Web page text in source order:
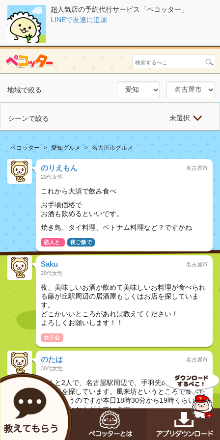
超人気店の予約代行サービス「ペコッター」
LINEで友達に追加
地域で絞る
シーンで絞る 未選択
ペコッター 愛知グルメ 名古屋市グルメ
のりえもん
20代女性
名古屋市
これから大須で飲み食べ
お手頃価格で
お酒も飲めるといいです。
焼き鳥、タイ料理、ベトナム料理など？ですかね
恋人と 夜ご飯で
Saku
20代女性
名古屋市
夜、美味しいお酒が飲めて美味しいお料理が食べられ
る藤が丘駅周辺の居酒屋もしくはお店を探していま
す。
どこかいいところがあれば教えてください！
よろしくお願いします！！
女子会
のたは
30代女性
名古屋市
友人と2人で、名古屋駅周辺で、手羽先の食べれられ
るお店を探しています。風来坊というところで食べた
いとおもうのですが本日18時30分から19時くらいに
行きたいとかんがえています
友達と 今から